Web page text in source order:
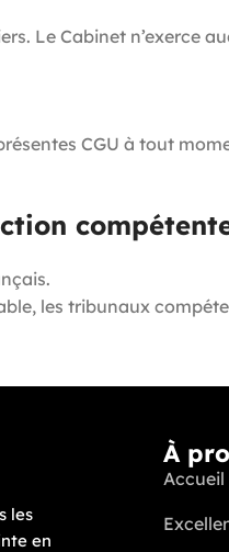
Le Cabinet
CGU à tout
les tribunaux
les
en
À
Accueil